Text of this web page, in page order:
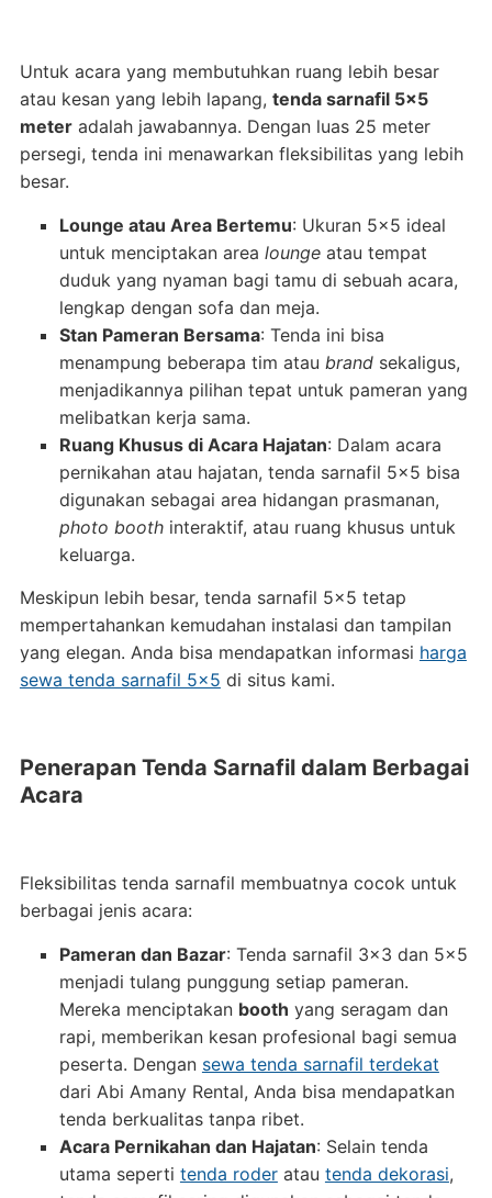
Untuk acara yang membutuhkan ruang lebih besar
atau kesan yang lebih lapang, tenda sarnafil 5×5
meteradalah jawabannya. Dengan luas 25 meter
persegi, tenda ini menawarkan fleksibilitas yang lebih
besar.
Lounge atau Area Bertemu: Ukuran 5×5 ideal
untuk menciptakan area loungeatau tempat
duduk yang nyaman bagi tamu di sebuah acara,
lengkap dengan sofa dan meja.
Stan Pameran Bersama: Tenda ini bisa
menampung beberapa tim atau brandsekaligus,
menjadikannya pilihan tepat untuk pameran yang
melibatkan kerja sama.
Ruang Khusus di Acara Hajatan: Dalam acara
pernikahan atau hajatan, tenda sarnafil 5×5 bisa
digunakan sebagai area hidangan prasmanan,
photo boothinteraktif, atau ruang khusus untuk
keluarga.
Meskipun lebih besar, tenda sarnafil 5×5 tetap
mempertahankan kemudahan instalasi dan tampilan
yang elegan. Anda bisa mendapatkan informasi harga
sewa tenda sarnafil 5×5 di situs kami.
Penerapan Tenda Sarnafil dalam Berbagai
Acara
Fleksibilitas tenda sarnafil membuatnya cocok untuk
berbagai jenis acara:
Pameran dan Bazar: Tenda sarnafil 3×3 dan 5×5
menjadi tulang punggung setiap pameran.
Mereka menciptakan booth yang seragam dan
rapi, memberikan kesan profesional bagi semua
peserta. Dengan sewa tenda sarnafil terdekat
dari Abi Amany Rental, Anda bisa mendapatkan
tenda berkualitas tanpa ribet.
Acara Pernikahan dan Hajatan: Selain tenda
utama seperti tenda roderatau tenda dekorasi,